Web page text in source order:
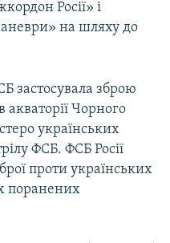
Росії» і
на шляху до
застосувала зброю
акваторії Чорного
українських
ФСБ. ФСБ Росії
проти українських
поранених